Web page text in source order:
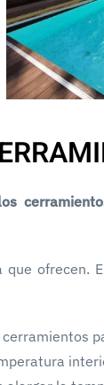
que ofrecen.